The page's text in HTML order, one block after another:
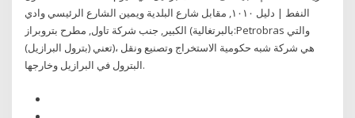
النفط | دليل ١٠١٠, مقابل شارع البلدية ويمين الشارع الرئيسي وادي
الكبير, جنب شركة تاول, مطرح بتروبراز (بالبرتغالية:Petrobras والتي
تعني (بترول البرازيل))، هي شركة شبه حكومية الاستخراج وتصنيع ونقل
البترول في البرازيل وخارجها.